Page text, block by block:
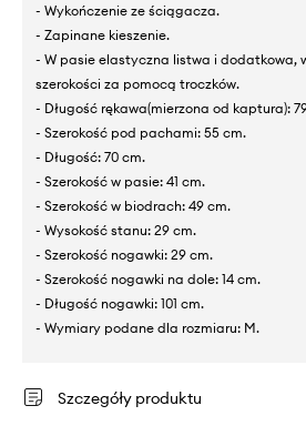
- Wykończenie ze ściągacza.
- Zapinane kieszenie.
- W pasie elastyczna listwa i dodatkowa,
szerokości za pomocą troczków.
- Długość rękawa(mierzona od kaptura):
- Szerokość pod pachami: 55 cm.
- Długość: 70 cm.
- Szerokość w pasie: 41 cm.
- Szerokość w biodrach: 49 cm.
- Wysokość stanu: 29 cm.
- Szerokość nogawki: 29 cm.
- Szerokość nogawki na dole: 14 cm.
- Długość nogawki: 101 cm.
- Wymiary podane dla rozmiaru: M.
Szczegóły produktu